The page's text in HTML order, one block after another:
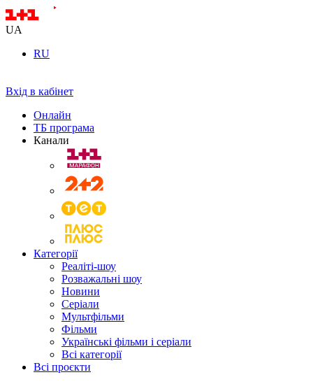
UA
RU
Вхід в кабінет
Онлайн
ТБ програма
Канали
Категорії
Реаліті-шоу
Розважальні шоу
Новини
Серіали
Мультфільми
Фільми
Українські фільми і серіали
Всі категорії
Всі проєкти